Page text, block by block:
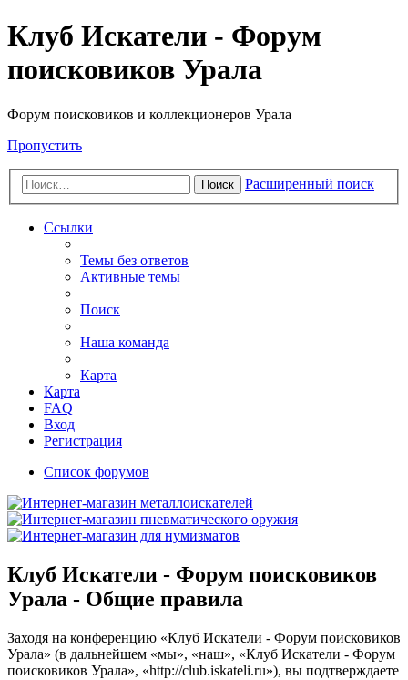
Клуб Искатели - Форум
поисковиков Урала
Форум поисковиков и коллекционеров Урала
Пропустить
Поиск Расширенный поиск
Ссылки
Темы без ответов
Активные темы
Поиск
Наша команда
Карта
Карта
FAQ
Вход
Регистрация
Список форумов
Клуб Искатели - Форум поисковиков
Урала - Общие правила
Заходя на конференцию «Клуб Искатели - Форум поисковиков
Урала» (в дальнейшем «мы», «наш», «Клуб Искатели - Форум
поисковиков Урала», «http://club.iskateli.ru»), вы подтверждаете